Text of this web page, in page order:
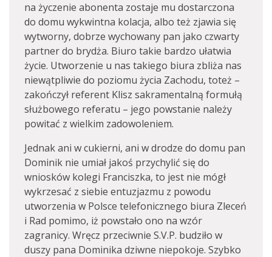
na życzenie abonenta zostaje mu dostarczona
do domu wykwintna kolacja, albo też zjawia się
wytworny, dobrze wychowany pan jako czwarty
partner do brydża. Biuro takie bardzo ułatwia
życie. Utworzenie u nas takiego biura zbliża nas
niewątpliwie do poziomu życia Zachodu, toteż –
zakończył referent Klisz sakramentalną formułą
służbowego referatu – jego powstanie należy
powitać z wielkim zadowoleniem.
Jednak ani w cukierni, ani w drodze do domu pan
Dominik nie umiał jakoś przychylić się do
wniosków kolegi Franciszka, to jest nie mógł
wykrzesać z siebie entuzjazmu z powodu
utworzenia w Polsce telefonicznego biura Zleceń
i Rad pomimo, iż powstało ono na wzór
zagranicy. Wręcz przeciwnie S.V.P. budziło w
duszy pana Dominika dziwne niepokoje. Szybko